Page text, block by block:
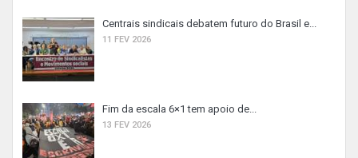
Centrais sindicais debatem futuro do Brasil e...
11 FEV 2026
Fim da escala 6×1 tem apoio de...
13 FEV 2026